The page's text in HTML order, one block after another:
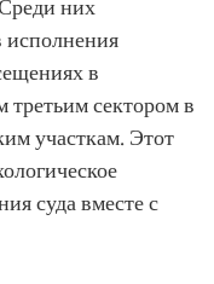
них
исполнения
в
третьим сектором в
участкам. Этот
суда вместе с